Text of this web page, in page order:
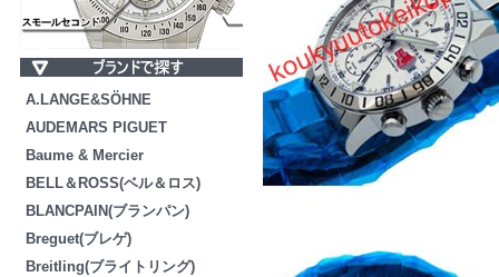
A.LANGE&SÖHNE
AUDEMARS PIGUET
Baume & Mercier
BELL＆ROSS(ベル＆ロス)
BLANCPAIN(ブランパン)
Breguet(ブレゲ)
Breitling(ブライトリング)